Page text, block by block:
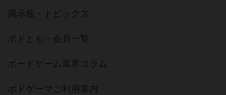
掲示板・トピックス
ボドとも・会員一覧
ボードゲーム業界コラム
ボドゲーマご利用案内